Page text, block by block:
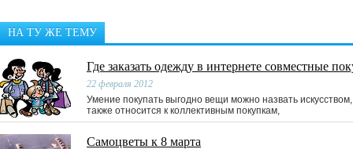
НА ТУ ЖЕ ТЕМУ
Где заказать одежду в интернете совместные
22 февраля 2012
Умение покупать выгодно вещи можно назвать
также относится к коллективным покупкам,
Самоцветы к 8 марта